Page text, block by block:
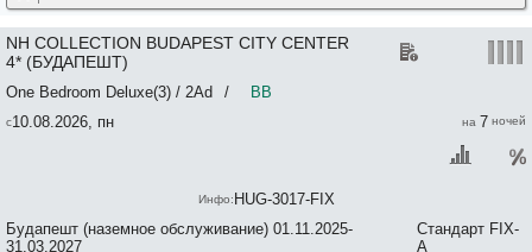
ST. GEORGE RESIDENCE 5*
STAR CITY HOTEL 3*
STAR CITY/IBIS WIEN MARIAHILF 3*
Stars And Lights Budapest Parliament 3*
Studio 4u Apartment 3*
Suites 13 Budapest 4*
10.08.2026, пн
Будапешт (наземное обслуживание) 01.11.2025-
31.03.2027
Стандарт FIX-
A
7
NH COLLECTION BUDAPEST CITY CENTER
4* (БУДАПЕШТ)
/ BB
One Bedroom Deluxe(3) / 2Ad
HUG-3017-FIX